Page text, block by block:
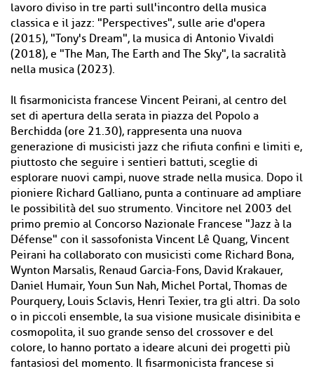
lavoro diviso in tre parti sull'incontro della musica
classica e il jazz: "Perspectives", sulle arie d'opera
(2015), "Tony's Dream", la musica di Antonio Vivaldi
(2018), e "The Man, The Earth and The Sky", la sacralità
nella musica (2023).
Il fisarmonicista francese Vincent Peirani, al centro del
set di apertura della serata in piazza del Popolo a
Berchidda (ore 21.30), rappresenta una nuova
generazione di musicisti jazz che rifiuta confini e limiti e,
piuttosto che seguire i sentieri battuti, sceglie di
esplorare nuovi campi, nuove strade nella musica. Dopo il
pioniere Richard Galliano, punta a continuare ad ampliare
le possibilità del suo strumento. Vincitore nel 2003 del
primo premio al Concorso Nazionale Francese "Jazz à la
Défense" con il sassofonista Vincent Lê Quang, Vincent
Peirani ha collaborato con musicisti come Richard Bona,
Wynton Marsalis, Renaud Garcia-Fons, David Krakauer,
Daniel Humair, Youn Sun Nah, Michel Portal, Thomas de
Pourquery, Louis Sclavis, Henri Texier, tra gli altri. Da solo
o in piccoli ensemble, la sua visione musicale disinibita e
cosmopolita, il suo grande senso del crossover e del
colore, lo hanno portato a ideare alcuni dei progetti più
fantasiosi del momento. Il fisarmonicista francese si